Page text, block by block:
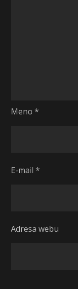
Meno*
E-mail*
Adresa webu